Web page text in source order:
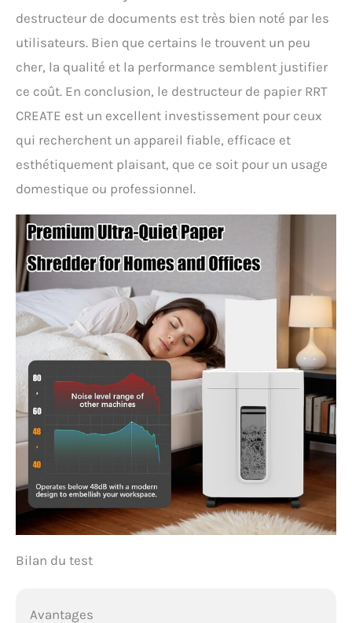
souhaité. Conseils
cadre de l'inspection de
qualité du broyeur, nous
déchiqueteuse avant
l'expédition, ce qui signifie
papier déchiqueté pendant
le test, ce qui est normal. 2.
stockez aucun produit
aérosol dans ou autour du
broyeur, et ne déchiqutez
pas des articles tels que
des cartes de crédit
vous référer au manuel de
l'utilisateur, au guide de
dépannage et à la vidéo
d'instructions (français
non garanti) avant
utilisation. Si vous avez
des questions, n'hésitez
pas à nous contacter.
destructeur de documents est très bien noté par les
utilisateurs. Bien que certains le trouvent un peu
cher, la qualité et la performance semblent justifier
ce coût. En conclusion, le destructeur de papier RRT
CREATE est un excellent investissement pour ceux
qui recherchent un appareil fiable, efficace et
esthétiquement plaisant, que ce soit pour un usage
domestique ou professionnel.
Bilan du test
Avantages